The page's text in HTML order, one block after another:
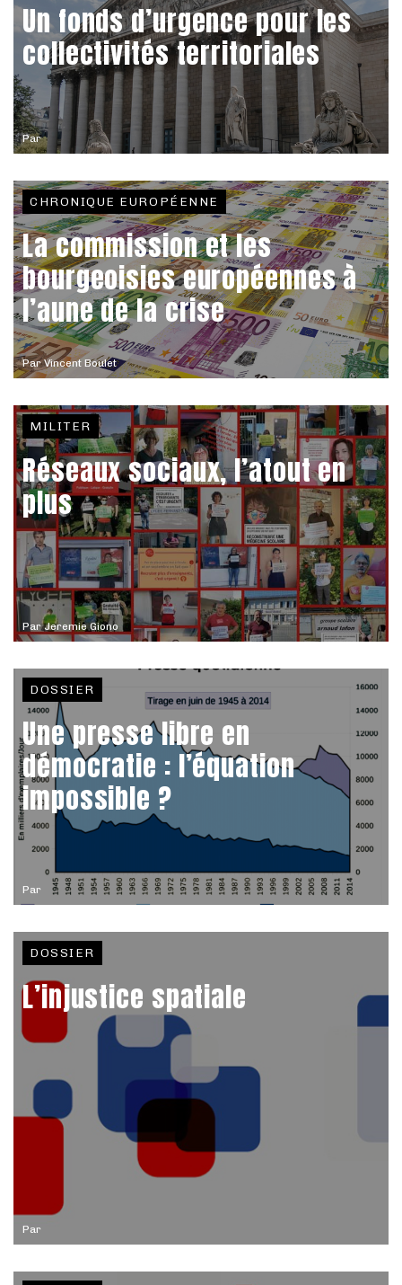
Par
Un fonds d’urgence pour les
collectivités territoriales
ParVincent Boulet
CHRONIQUE EUROPÉENNE
La commission et les
bourgeoisies européennes à
l’aune de la crise
ParJeremie Giono
MILITER
Réseaux sociaux, l’atout en
plus
Par
DOSSIER
Une presse libre en
démocratie : l’équation
impossible ?
Par
DOSSIER
L’injustice spatiale